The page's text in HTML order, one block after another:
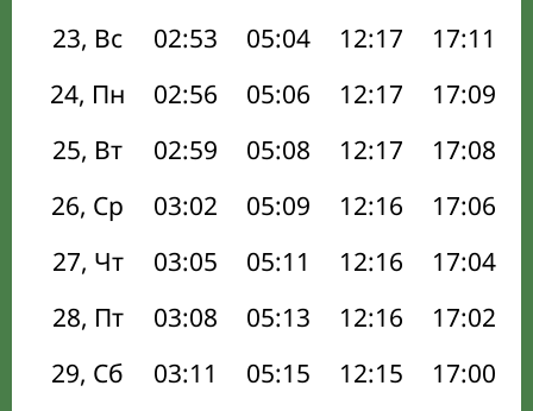
23, Вс
02:53 05:04 12:17 17:11
24, Пн
02:56 05:06 12:17 17:09
25, Вт
02:59 05:08 12:17 17:08
26, Ср
03:02 05:09 12:16 17:06
27, Чт
03:05 05:11 12:16 17:04
28, Пт
03:08 05:13 12:16 17:02
29, Сб
03:11 05:15 12:15 17:00